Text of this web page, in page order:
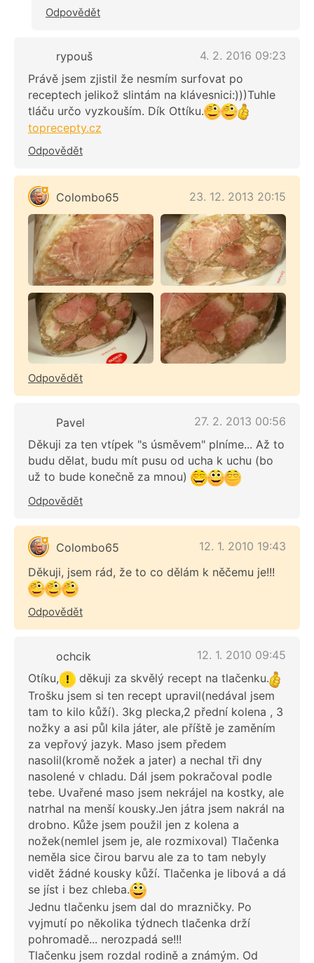
Odpovědět
rypouš
4. 2. 2016 09:23
Právě jsem zjistil že nesmím surfovat po
receptech jelikož slintám na klávesnici:)))Tuhle
tláču určo vyzkouším. Dík Ottíku.
toprecepty.cz
Odpovědět
Colombo65 23. 12. 2013 20:15
Odpovědět
Pavel
27. 2. 2013 00:56
Děkuji za ten vtípek "s úsměvem" plníme... Až to
budu dělat, budu mít pusu od ucha k uchu (bo
už to bude konečně za mnou)
Odpovědět
Colombo65
12. 1. 2010 19:43
Děkuji, jsem rád, že to co dělám k něčemu je!!!
Odpovědět
ochcik
12. 1. 2010 09:45
Otíku,
děkuji za skvělý recept na tlačenku.
Trošku jsem si ten recept upravil(nedával jsem
tam to kilo kůží). 3kg plecka,2 přední kolena , 3
nožky a asi půl kila játer, ale příště je zaměním
za vepřový jazyk. Maso jsem předem
nasolil(kromě nožek a jater) a nechal tři dny
nasolené v chladu. Dál jsem pokračoval podle
tebe. Uvařené maso jsem nekrájel na kostky, ale
natrhal na menší kousky.Jen játra jsem nakrál na
drobno. Kůže jsem použil jen z kolena a
nožek(nemlel jsem je, ale rozmixoval) Tlačenka
neměla sice čirou barvu ale za to tam nebyly
vidět žádné kousky kůží. Tlačenka je libová a dá
se jíst i bez chleba.
Jednu tlačenku jsem dal do mrazničky. Po
vyjmutí po několika týdnech tlačenka drží
pohromadě... nerozpadá se!!!
Tlačenku jsem rozdal rodině a známým. Od